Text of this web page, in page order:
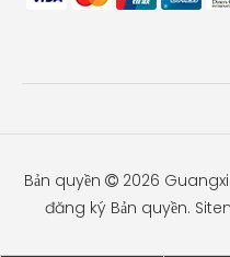
Bản quyền  2026
đăng ký Bản quyền.